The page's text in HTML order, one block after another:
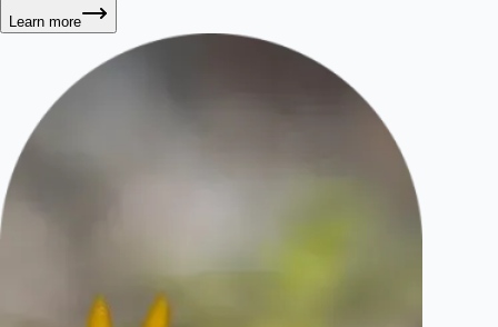
Learn more